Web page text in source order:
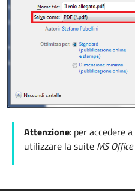
Attenzione: per accedere
utilizzare la suite MS Office